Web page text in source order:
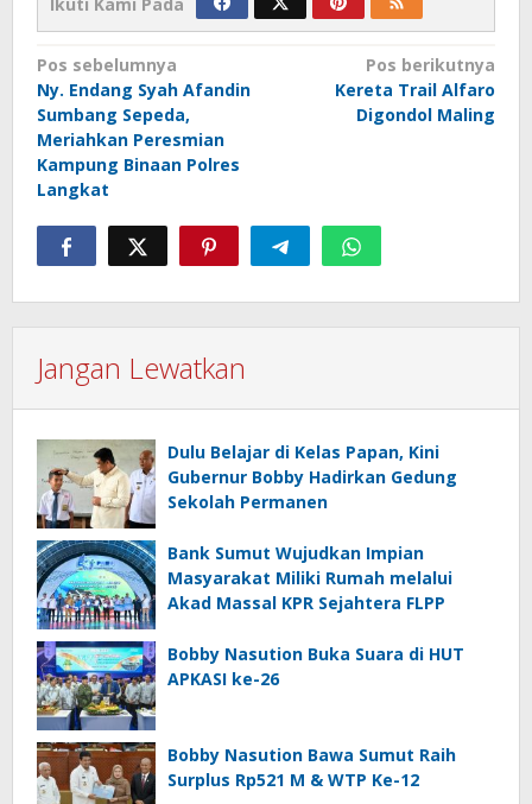
Navigasi
pos
Pos sebelumnya
Ny. Endang Syah Afandin
Sumbang Sepeda,
Meriahkan Peresmian
Kampung Binaan Polres
Langkat
Pos berikutnya
Kereta Trail Alfaro
Digondol Maling
Jangan Lewatkan
Dulu Belajar di Kelas Papan, Kini
Gubernur Bobby Hadirkan Gedung
Sekolah Permanen
Bank Sumut Wujudkan Impian
Masyarakat Miliki Rumah melalui
Akad Massal KPR Sejahtera FLPP
Bobby Nasution Buka Suara di HUT
APKASI ke-26
Bobby Nasution Bawa Sumut Raih
Surplus Rp521 M & WTP Ke-12